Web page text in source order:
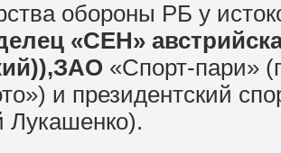
обороны РБ у
«СЕН»
«Спорт-пари»
и президентский
Лукашенко).